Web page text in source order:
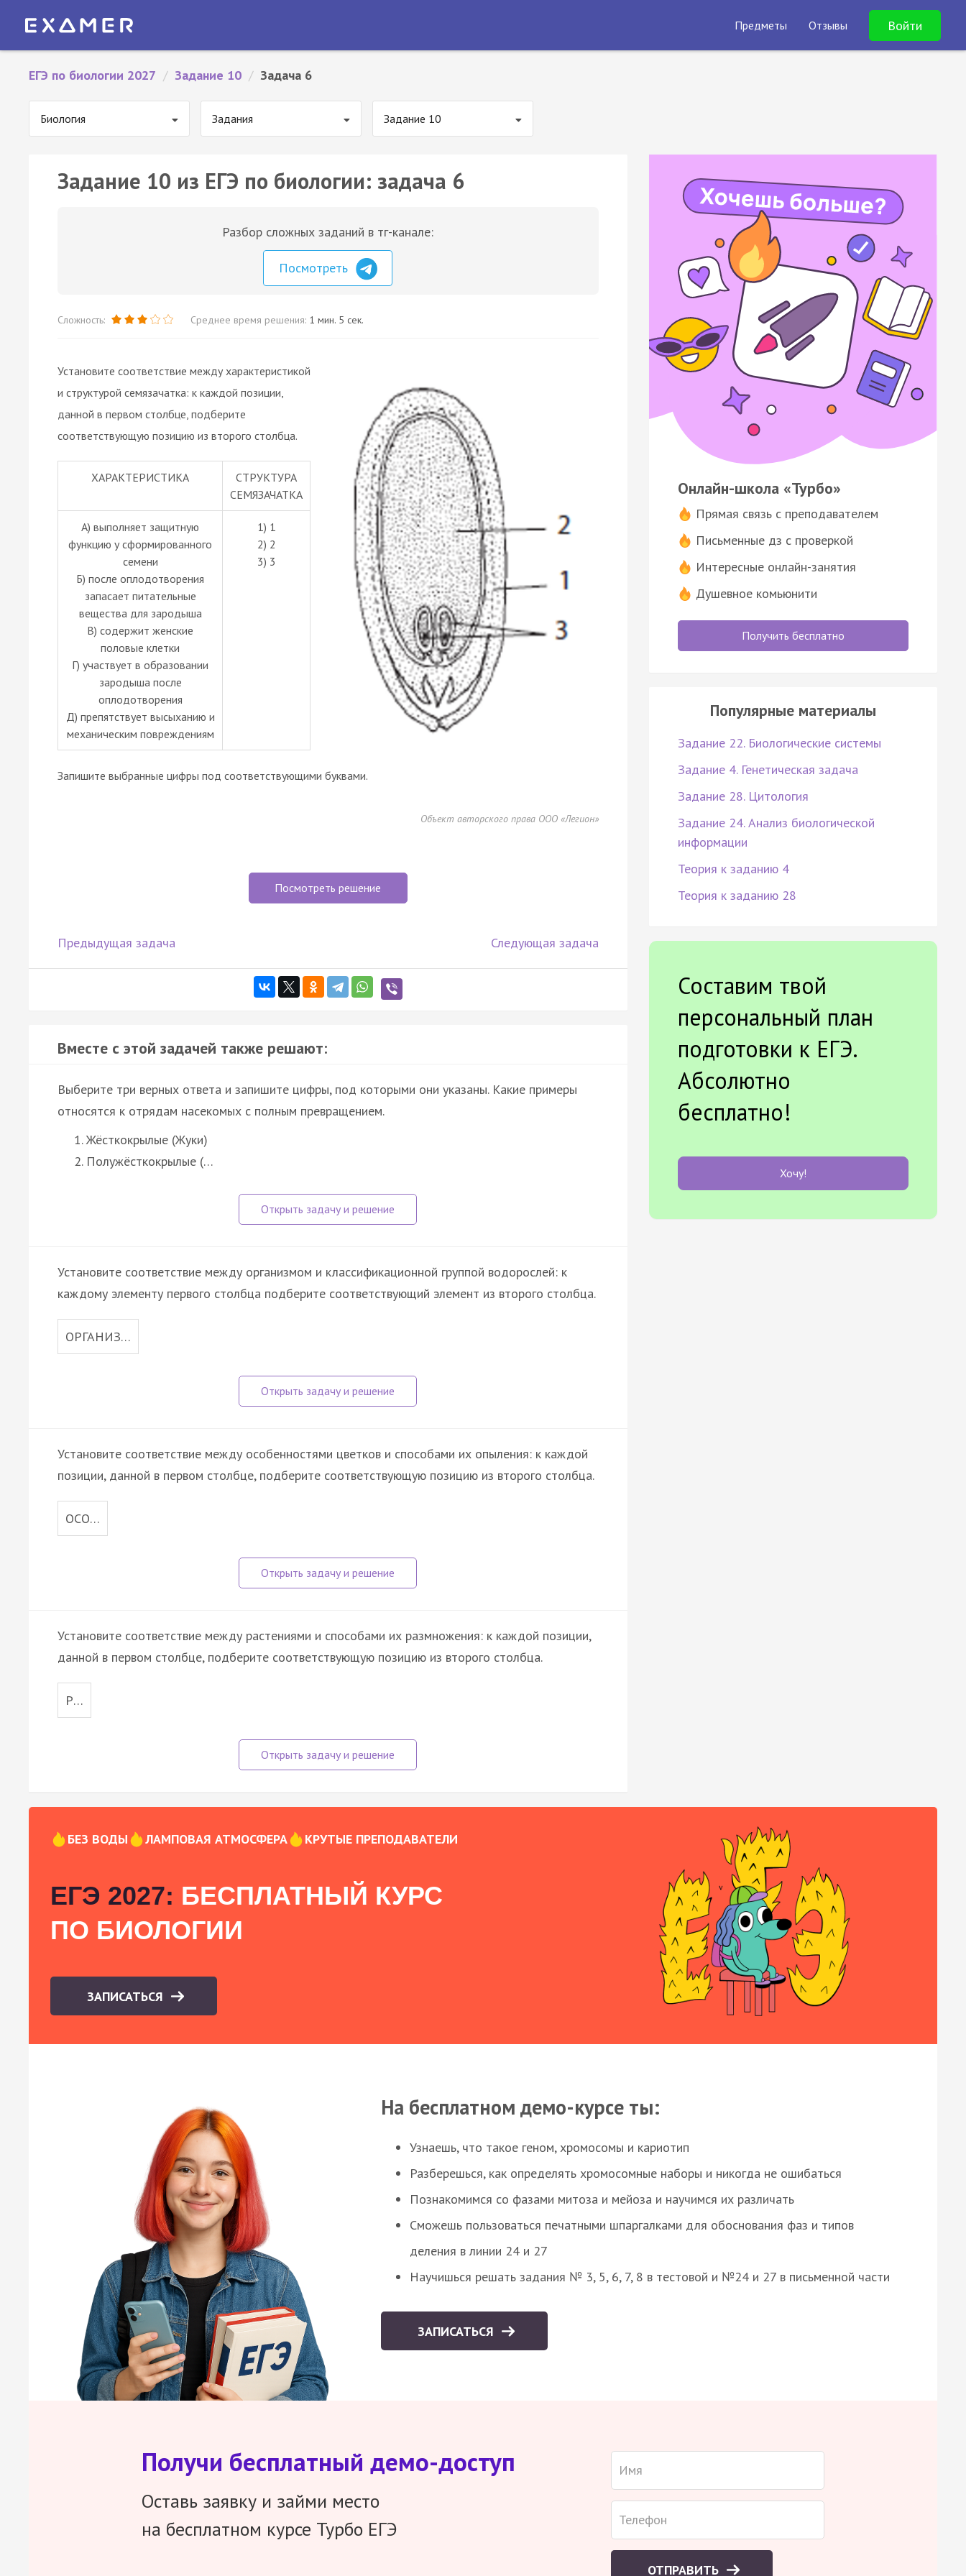
Предметы Отзывы Войти
ЕГЭ по биологии 2027 / Задание 10 / Задача 6
Биология Задания Задание 10
Задание 10 из ЕГЭ по биологии: задача 6
Разбор сложных заданий в тг-канале:
Посмотреть
Сложность: Среднее время решения: 1 мин. 5 сек.
Установите соответствие между характеристикой
и структурой семязачатка: к каждой позиции,
данной в первом столбце, подберите
соответствующую позицию из второго столбца.
ХАРАКТЕРИСТИКА
СТРУКТУРА
СЕМЯЗАЧАТКА
А) выполняет защитную
функцию у сформированного
семени
Б) после оплодотворения
запасает питательные
вещества для зародыша
В) содержит женские
половые клетки
Г) участвует в образовании
зародыша после
оплодотворения
Д) препятствует высыханию и
механическим повреждениям
1) 1
2) 2
3) 3
Запишите выбранные цифры под соответствующими буквами.
Объект авторского права ООО «Легион»
Посмотреть решение
Предыдущая задача Следующая задача
Вместе с этой задачей также решают:
Выберите три верных ответа и запишите цифры, под которыми они указаны. Какие примеры
относятся к отрядам насекомых с полным превращением.
Жёсткокрылые (Жуки)
Полужёсткокрылые (…
Установите соответствие между организмом и классификационной группой водорослей: к
каждому элементу первого столбца подберите соответствующий элемент из второго столбца.
ОРГАНИЗ…
Установите соответствие между особенностями цветков и способами их опыления: к каждой
позиции, данной в первом столбце, подберите соответствующую позицию из второго столбца.
ОСО…
Установите соответствие между растениями и способами их размножения: к каждой позиции,
данной в первом столбце, подберите соответствующую позицию из второго столбца.
Р…
Онлайн-школа «Турбо»
Прямая связь с преподавателем
Письменные дз с проверкой
Интересные онлайн-занятия
Душевное комьюнити
Получить бесплатно
Популярные материалы
Задание 22. Биологические системы
Задание 4. Генетическая задача
Задание 28. Цитология
Задание 24. Анализ биологической
информации
Теория к заданию 4
Теория к заданию 28
Составим твой
персональный план
подготовки к ЕГЭ.
Абсолютно
бесплатно!
Хочу!
БЕЗ ВОДЫ ЛАМПОВАЯ АТМОСФЕРА КРУТЫЕ ПРЕПОДАВАТЕЛИ
ЕГЭ 2027: БЕСПЛАТНЫЙ КУРС
ПО БИОЛОГИИ
ЗАПИСАТЬСЯ
На бесплатном демо-курсе ты:
Узнаешь, что такое геном, хромосомы и кариотип
Разберешься, как определять хромосомные наборы и никогда не ошибаться
Познакомимся со фазами митоза и мейоза и научимся их различать
Сможешь пользоваться печатными шпаргалками для обоснования фаз и типов
деления в линии 24 и 27
Научишься решать задания № 3, 5, 6, 7, 8 в тестовой и №24 и 27 в письменной части
ЗАПИСАТЬСЯ
Получи бесплатный демо-доступ
Оставь заявку и займи место
на бесплатном курсе Турбо ЕГЭ
ОТПРАВИТЬ